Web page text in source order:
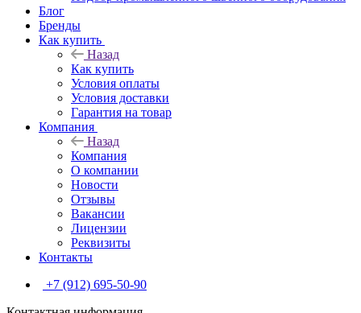
Блог
Бренды
Как купить
Назад
Как купить
Условия оплаты
Условия доставки
Гарантия на товар
Компания
Назад
Компания
О компании
Новости
Отзывы
Вакансии
Лицензии
Реквизиты
Контакты
+7 (912) 695-50-90